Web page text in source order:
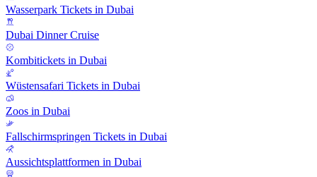
Wasserpark Tickets in Dubai
Dubai Dinner Cruise
Kombitickets in Dubai
Wüstensafari Tickets in Dubai
Zoos in Dubai
Fallschirmspringen Tickets in Dubai
Aussichtsplattformen in Dubai